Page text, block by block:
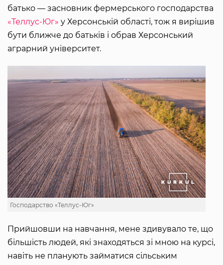
батько — засновник фермерського господарства
«Теллус-Юг» у Херсонській області, тож я вирішив
бути ближче до батьків і обрав Херсонський
аграрний університет.
Господарство «Теллус-Юг»
Прийшовши на навчання, мене здивувало те, що
більшість людей, які знаходяться зі мною на курсі,
навіть не планують займатися сільським